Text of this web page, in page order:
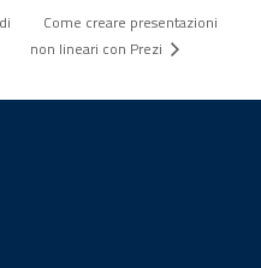
Come creare presentazioni
non lineari con Prezi